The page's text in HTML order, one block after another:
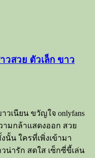
วสวย ตัวเล็ก ขาว
วเนียน ขวัญใจ onlyfans
ามกล้าแสดงออก สวย
นั้น ใครที่เพิ่งเข้ามา
น่ารัก สดใส เซ็กซี่ขี้เล่น